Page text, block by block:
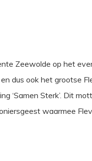
Zeewolde op het
dus ook het grootse
‘Samen Sterk’. Dit
waarmee